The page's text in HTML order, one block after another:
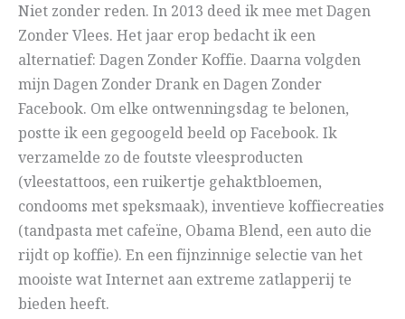
Niet zonder reden. In 2013 deed ik mee met Dagen
Zonder Vlees. Het jaar erop bedacht ik een
alternatief: Dagen Zonder Koffie. Daarna volgden
mijn Dagen Zonder Drank en Dagen Zonder
Facebook. Om elke ontwenningsdag te belonen,
postte ik een gegoogeld beeld op Facebook. Ik
verzamelde zo de foutste vleesproducten
(vleestattoos, een ruikertje gehaktbloemen,
condooms met speksmaak), inventieve koffiecreaties
(tandpasta met cafeïne, Obama Blend, een auto die
rijdt op koffie). En een fijnzinnige selectie van het
mooiste wat Internet aan extreme zatlapperij te
bieden heeft.